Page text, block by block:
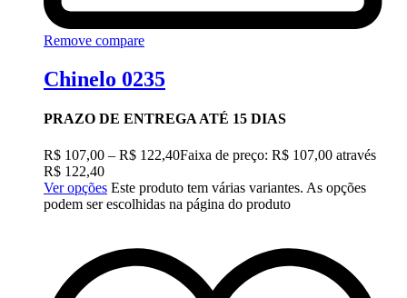
Remove compare
Chinelo 0235
PRAZO DE ENTREGA ATÉ 15 DIAS
R$ 107,00 – R$ 122,40Faixa de preço: R$ 107,00 através
R$ 122,40
Ver opções Este produto tem várias variantes. As opções
podem ser escolhidas na página do produto